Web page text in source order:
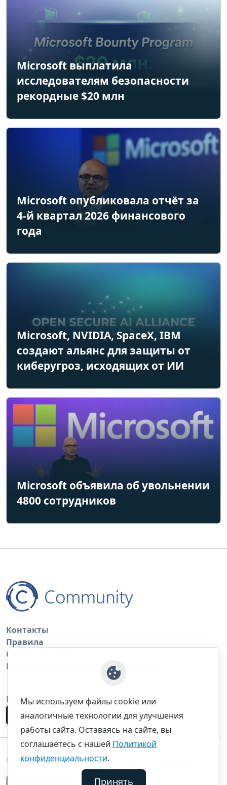
Microsoft выплатила
исследователям безопасности
рекордные $20 млн
Microsoft опубликовала отчёт за
4-й квартал 2026 финансового
года
Microsoft, NVIDIA, SpaceX, IBM
создают альянс для защиты от
киберугроз, исходящих от ИИ
Microsoft объявила об увольнении
4800 сотрудников
Контакты
Правила
Обратная связь
Правила копирования материалов
Приложение
©thecommunity.ru 2026. Все права защищены.
Мы используем файлы cookie или
аналогичные технологии для улучшения
работы сайта. Оставаясь на сайте, вы
соглашаетесь с нашей Политикой
конфиденциальности.
Принять